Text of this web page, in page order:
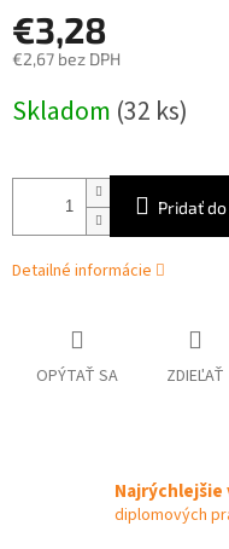
€3,28
€2,67 bez DPH
cena:
Skladom (32 ks)
Pridať
Detailné informácie
OPÝTAŤ SA ZDIEĽAŤ
Najrýchlejšie
diplomových